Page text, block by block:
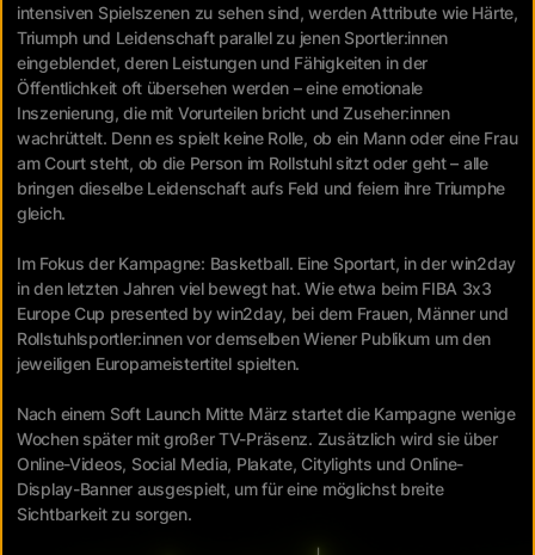
intensiven Spielszenen zu sehen sind, werden Attribute wie Härte,
Triumph und Leidenschaft parallel zu jenen Sportler:innen
eingeblendet, deren Leistungen und Fähigkeiten in der
Öffentlichkeit oft übersehen werden – eine emotionale
Inszenierung, die mit Vorurteilen bricht und Zuseher:innen
wachrüttelt. Denn es spielt keine Rolle, ob ein Mann oder eine Frau
am Court steht, ob die Person im Rollstuhl sitzt oder geht – alle
bringen dieselbe Leidenschaft aufs Feld und feiern ihre Triumphe
gleich.
Im Fokus der Kampagne: Basketball. Eine Sportart, in der win2day
in den letzten Jahren viel bewegt hat. Wie etwa beim FIBA 3x3
Europe Cup presented by win2day, bei dem Frauen, Männer und
Rollstuhlsportler:innen vor demselben Wiener Publikum um den
jeweiligen Europameistertitel spielten.
Nach einem Soft Launch Mitte März startet die Kampagne wenige
Wochen später mit großer TV-Präsenz. Zusätzlich wird sie über
Online-Videos, Social Media, Plakate, Citylights und Online-
Display-Banner ausgespielt, um für eine möglichst breite
Sichtbarkeit zu sorgen.